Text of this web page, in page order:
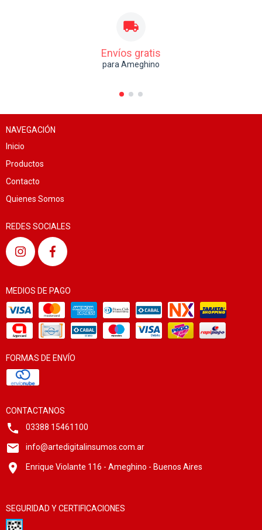
Envíos gratis
para Ameghino
NAVEGACIÓN
Inicio
Productos
Contacto
Quienes Somos
REDES SOCIALES
MEDIOS DE PAGO
FORMAS DE ENVÍO
CONTACTANOS
03388 15461100
info@artedigitalinsumos.com.ar
Enrique Violante 116 - Ameghino - Buenos Aires
SEGURIDAD Y CERTIFICACIONES